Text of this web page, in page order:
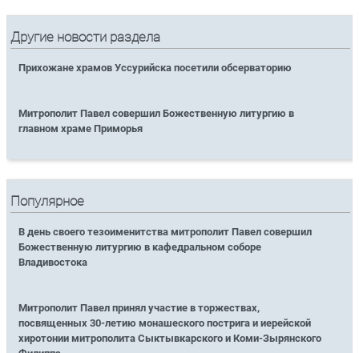
Другие новости раздела
Прихожане храмов Уссурийска посетили обсерваторию
Митрополит Павел совершил Божественную литургию в
главном храме Приморья
Популярное
В день своего тезоименитства митрополит Павел совершил
Божественную литургию в кафедральном соборе
Владивостока
Митрополит Павел принял участие в торжествах,
посвященных 30-летию монашеского пострига и иерейской
хиротонии митрополита Сыктывкарского и Коми-Зырянского